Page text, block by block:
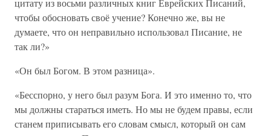
цитату из восьми различных книг Еврейских Писаний,
чтобы обосновать своё учение? Конечно же, вы не
думаете, что он неправильно использовал Писание, не
так ли?»
«Он был Богом. В этом разница».
«Бесспорно, у него был разум Бога. И это именно то, что
мы должны стараться иметь. Но мы не будем правы, если
станем приписывать его словам смысл, который он сам